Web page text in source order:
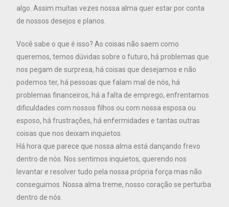
algo. Assim muitas vezes nossa alma quer estar por conta
de nossos desejos e planos.
Você sabe o que é isso? As coisas não saem como
queremos, temos dúvidas sobre o futuro, há problemas que
nos pegam de surpresa, há coisas que desejamos e não
podemos ter, há pessoas que falam mal de nós, há
problemas financeiros, há a falta de emprego, enfrentamos
dificuldades com nossos filhos ou com nossa esposa ou
esposo, há frustrações, há enfermidades e tantas outras
coisas que nos deixam inquietos.
Há hora que parece que nossa alma está dançando frevo
dentro de nós. Nos sentimos inquietos, querendo nos
levantar e resolver tudo pela nossa própria força mas não
conseguimos. Nossa alma treme, nosso coração se perturba
dentro de nós.